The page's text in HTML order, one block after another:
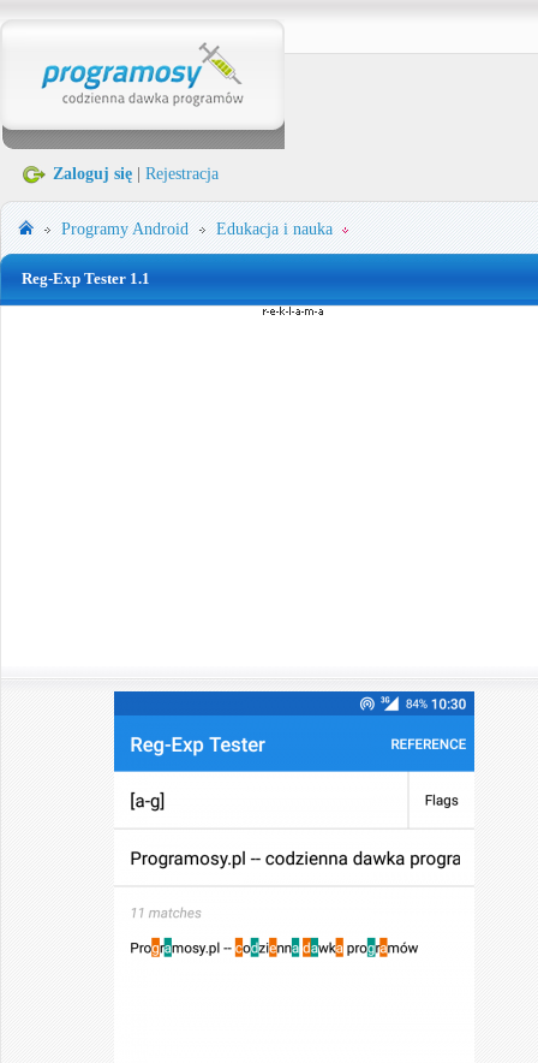
Zaloguj się Rejestracja
ProgramyAndroid Edukacja i nauka
Reg-Exp Tester 1.1